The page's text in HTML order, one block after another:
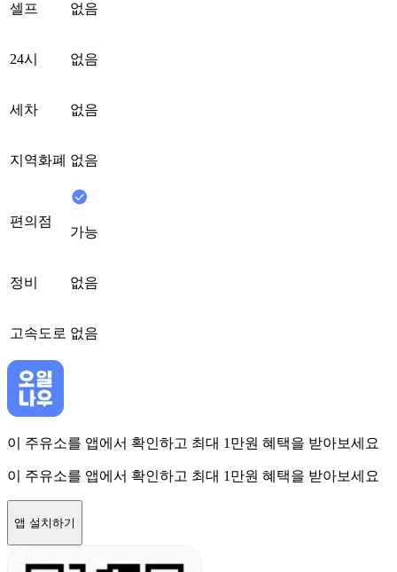
셀프 없음
24시 없음
세차 없음
지역화폐 없음
편의점
가능
정비 없음
고속도로 없음
이 주유소를 앱에서 확인하고 최대 1만원 혜택을 받아보세요
이 주유소를 앱에서 확인하고 최대 1만원 혜택을 받아보세요
앱 설치하기